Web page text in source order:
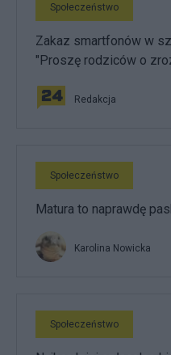
Społeczeństwo
Zakaz smartfonów w
"Proszę rodziców o
Redakcja
Społeczeństwo
Matura to naprawdę
Karolina Nowicka
Społeczeństwo